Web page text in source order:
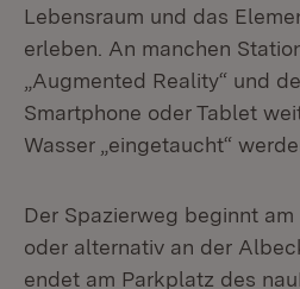
Lebensraum und das
erleben. An manchen
„Augmented Reality“ und
Smartphone oder Tablet
Wasser „eingetaucht“
Der Spazierweg beginnt
oder alternativ an der
endet am Parkplatz des